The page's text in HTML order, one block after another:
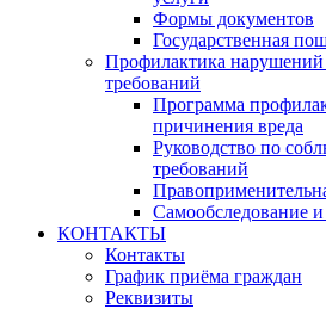
Формы документов
Государственная
Профилактика нарушений
требований
Программа
причинения вреда
Руководство по
требований
Самообследование
КОНТАКТЫ
Контакты
График приёма граждан
Реквизиты